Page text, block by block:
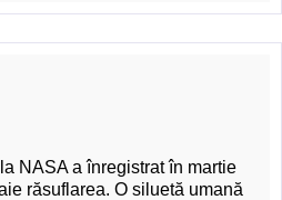
NASA a înregistrat în martie
răsuflarea. O siluetă umană